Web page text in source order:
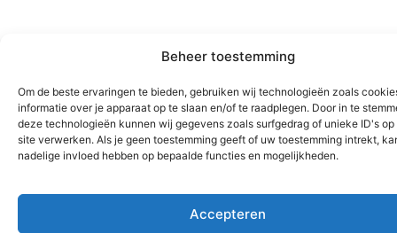
Beheer toestemming
Om de beste ervaringen te bieden, gebruiken wij technologieën zoals
informatie over je apparaat op te slaan en/of te raadplegen. Door in te
deze technologieën kunnen wij gegevens zoals surfgedrag of unieke ID's op
site verwerken. Als je geen toestemming geeft of uw toestemming intrekt,
nadelige invloed hebben op bepaalde functies en mogelijkheden.
Accepteren